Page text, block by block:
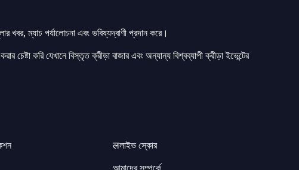
ম্যাচ পর্যালোচনা এবং ভবিষ্যদ্বাণী প্রদান করে।
চেষ্টা করি যেখানে বিস্তৃত ক্রীড়া বাজার এবং অন্যান্য বিশ্বব্যাপী ক্রীড়া ইভেন্টের
लলাইভ স্কোর